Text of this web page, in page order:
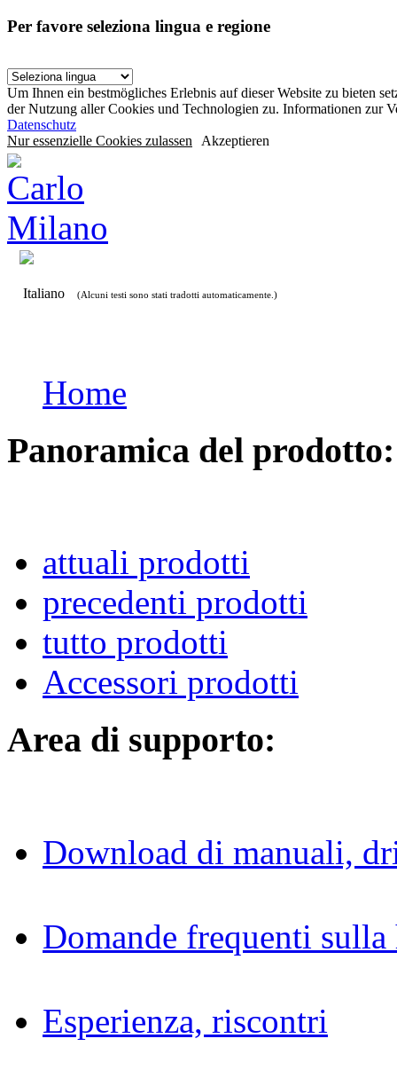
Per favore seleziona lingua e regione
Um Ihnen ein bestmögliches Erlebnis auf dieser Website zu bieten
der Nutzung aller Cookies und Technologien zu. Informationen zur
Datenschutz
Nur essenzielle Cookies zulassen Akzeptieren
Italiano (Alcuni testi sono stati tradotti automaticamente.)
Home
Panoramica del prodotto:
attuali prodotti
precedenti prodotti
tutto prodotti
Accessori prodotti
Area di supporto:
Download di manuali,
Domande frequenti
Esperienza, riscontri